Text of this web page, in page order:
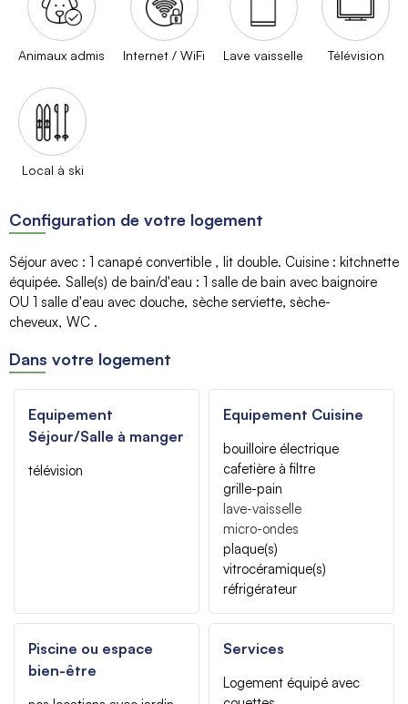
Animaux admis Internet / WiFi Lave vaisselle Télévision
Local à ski
Configuration de votre logement
Séjour avec : 1 canapé convertible lit double Cuisine : kitchnette
équipée Salle(s) de bain/d'eau : 1 salle de bain avec baignoire
OU 1 salle d'eau avec douche sèche serviette sèche-
cheveux WC
Dans votre logement
Equipement
Séjour/Salle à manger
télévision
Equipement Cuisine
bouilloire électrique
cafetière à filtre
grille-pain
lave-vaisselle
micro-ondes
plaque(s)
vitrocéramique(s)
réfrigérateur
Piscine ou espace
bien-être
Services
Logement équipé avec